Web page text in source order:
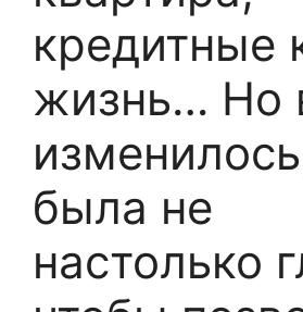
кредитные
жизнь… Но
была не
настолько